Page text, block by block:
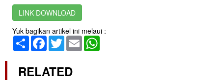
LINK DOWNLOAD
Yuk bagikan artikel ini melaui :
Share Facebook
TwitterEmail
RELATED